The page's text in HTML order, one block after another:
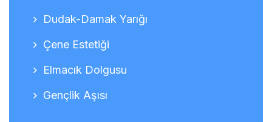
Dudak-Damak Yarığı
Çene Estetiği
Elmacık Dolgusu
Gençlik Aşısı